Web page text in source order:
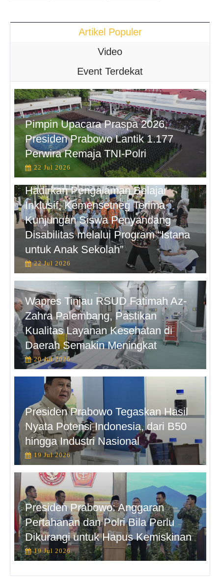
Artikel Populer
Video
Event Terdekat
Pimpin Upacara Praspa 2026,
Presiden Prabowo Lantik 1.177
Perwira Remaja TNI-Polri
22 Jul 2026
Hadirkan Pengalaman Belajar
Inklusif, Kemensetneg Terima
Kunjungan Siswa Penyandang
Disabilitas melalui Program “Istana
untuk Anak Sekolah”
22 Jul 2026
Wapres Tinjau RSUD Fatimah Az-
Zahra Palembang, Pastikan
Kualitas Layanan Kesehatan di
Daerah Semakin Meningkat
20 Jul 2026
Presiden Prabowo Tegaskan Hasil
Nyata Potensi Indonesia, dari B50
hingga Industri Nasional
19 Jul 2026
Presiden Prabowo: Anggaran
Pertahanan dan Polri Bila Perlu
Dikurangi untuk Hapus Kemiskinan
19 Jul 2026